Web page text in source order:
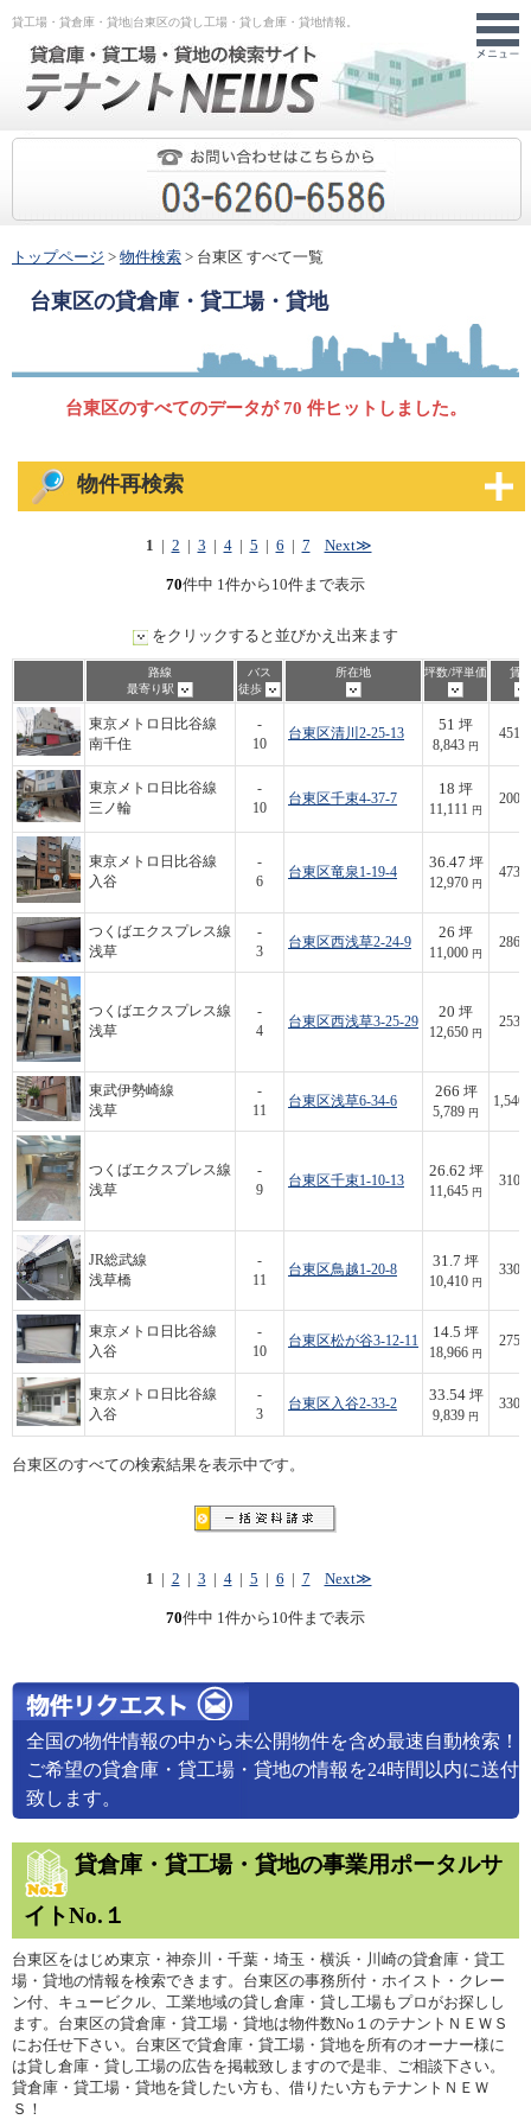
貸工場・貸倉庫・貸地|台東区の貸し工場・貸し倉庫・貸地情報。
全国の物件情報の中から未公開物件を含め最速自動検索！
ご希望の貸倉庫・貸工場・貸地の情報を24時間以内に送付
致します。
トップページ > 物件検索 > 台東区 すべて一覧
台東区の貸倉庫・貸工場・貸地
台東区のすべてのデータが 70 件ヒットしました。
1 2 3 4| 5 6 7 Next≫
70件中 1件から10件まで表示
をクリックすると並びかえ出来ます
路線
最寄り駅
バス
徒歩
所在地 坪数/坪単価 賃
東京メトロ日比谷線
南千住
-
10
台東区清川2-25-13
51 坪
8,843 円
東京メトロ日比谷線
三ノ輪
-
10
台東区千束4-37-7
18 坪
11,111 円
東京メトロ日比谷線
入谷
-
6
台東区竜泉1-19-4
36.47 坪
12,970 円
つくばエクスプレス線
浅草
-
3
台東区西浅草2-24-9
26 坪
11,000 円
つくばエクスプレス線
浅草
-
4
台東区西浅草3-25-29
20 坪
12,650 円
東武伊勢崎線
浅草
-
11
台東区浅草6-34-6
266 坪
5,789 円
つくばエクスプレス線
浅草
-
9
台東区千束1-10-13
26.62 坪
11,645 円
JR総武線
浅草橋
-
11
台東区鳥越1-20-8
31.7 坪
10,410 円
東京メトロ日比谷線
入谷
-
10
台東区松が谷3-12-11
14.5 坪
18,966 円
東京メトロ日比谷線
入谷
-
3
台東区入谷2-33-2
33.54坪
9,839 円
台東区のすべての検索結果を表示中です。
1 2 3 4| 5 6 7 Next≫
70件中 1件から10件まで表示
物件再検索
貸倉庫・貸工場・貸地の事業用ポータルサ
イトNo.１
台東区をはじめ東京・神奈川・千葉・埼玉・横浜・川崎の貸倉庫・貸工
場・貸地の情報を検索できます。台東区の事務所付・ホイスト・クレー
ン付、キュービクル、工業地域の貸し倉庫・貸し工場もプロがお探しし
ます。台東区の貸倉庫・貸工場・貸地は物件数No１のテナントＮＥＷＳ
にお任せ下さい。台東区で貸倉庫・貸工場・貸地を所有のオーナー様に
は貸し倉庫・貸し工場の広告を掲載致しますので是非、ご相談下さい。
貸倉庫・貸工場・貸地を貸したい方も、借りたい方もテナントＮＥＷ
Ｓ！